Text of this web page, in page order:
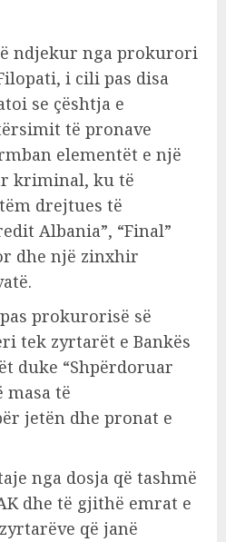
ndjekur nga prokurori
i cili pas disa
se çështja e
të pronave
elementët e një
kriminal, ku të
drejtues të
Albania”, “Final”
dhe një zinxhir
prokurorisë së
tek zyrtarët e Bankës
duke “Shpërdoruar
masa të
jetën dhe pronat e
nga dosja që tashmë
dhe të gjithë emrat e
që janë